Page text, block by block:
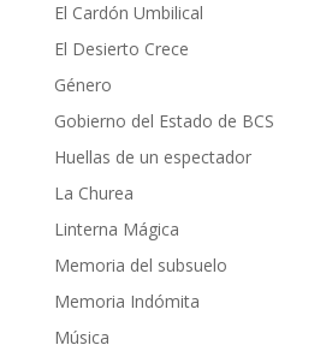
El Cardón Umbilical
El Desierto Crece
Género
Gobierno del Estado de BCS
Huellas de un espectador
La Churea
Linterna Mágica
Memoria del subsuelo
Memoria Indómita
Música